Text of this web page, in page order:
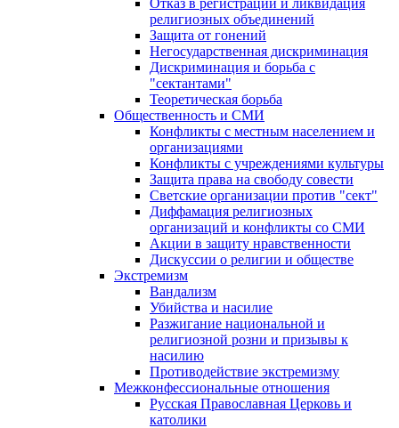
Отказ в регистрации и ликвидация
религиозных объединений
Защита от гонений
Негосударственная дискриминация
Дискриминация и борьба с
"сектантами"
Теоретическая борьба
Общественность и СМИ
Конфликты с местным населением и
организациями
Конфликты с учреждениями культуры
Защита права на свободу совести
Светские организации против "сект"
Диффамация религиозных
организаций и конфликты со СМИ
Акции в защиту нравственности
Дискуссии о религии и обществе
Экстремизм
Вандализм
Убийства и насилие
Разжигание национальной и
религиозной розни и призывы к
насилию
Противодействие экстремизму
Межконфессиональные отношения
Русская Православная Церковь и
католики